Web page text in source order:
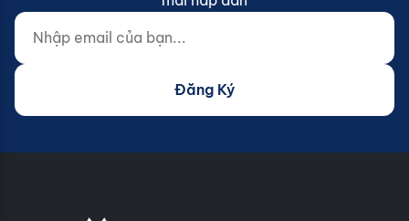
Nhập email của bạn...
Website (do not fill)
Đăng Ký